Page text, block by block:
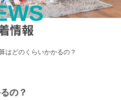
情報
はどのくらいかかるの？
の？